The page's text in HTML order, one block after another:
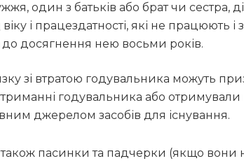
один з батьків або брат чи сестра,
і працездатності, які не працюють
досягнення нею восьми років.
зі втратою годувальника можуть
годувальника або
джерелом засобів для існування.
також пасинки та падчерки (якщо вони